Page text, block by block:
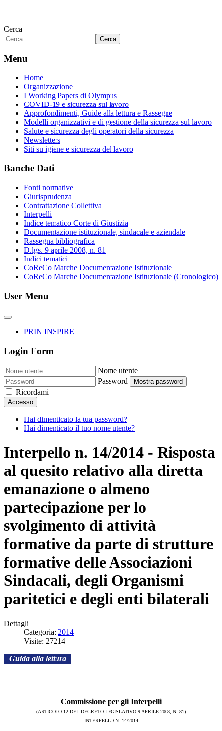
Cerca
Cerca
Menu
Home
Organizzazione
I Working Papers di Olympus
COVID-19 e sicurezza sul lavoro
Approfondimenti, Guide alla lettura e Rassegne
Modelli organizzativi e di gestione della sicurezza sul lavoro
Salute e sicurezza degli operatori della sicurezza
Newsletters
Siti su igiene e sicurezza del lavoro
Banche Dati
Fonti normative
Giurisprudenza
Contrattazione Collettiva
Interpelli
Indice tematico Corte di Giustizia
Documentazione istituzionale, sindacale e aziendale
Rassegna bibliografica
D.lgs. 9 aprile 2008, n. 81
Indici tematici
CoReCo Marche Documentazione Istituzionale
CoReCo Marche Documentazione Istituzionale (Cronologico)
User Menu
PRIN INSPIRE
Login Form
Nome utente
Password
Mostra password
Ricordami
Accesso
Hai dimenticato la tua password?
Hai dimenticato il tuo nome utente?
Interpello n. 14/2014 - Risposta
al quesito relativo alla diretta
emanazione o almeno
partecipazione per lo
svolgimento di attività
formative da parte di strutture
formative delle Associazioni
Sindacali, degli Organismi
paritetici e degli enti bilaterali
Dettagli
Categoria: 2014
Visite: 27214
Guida alla lettura
Commissione per gli Interpelli
(ARTICOLO 12 DEL DECRETO LEGISLATIVO 9 APRILE 2008, N. 81)
INTERPELLO N. 14/2014